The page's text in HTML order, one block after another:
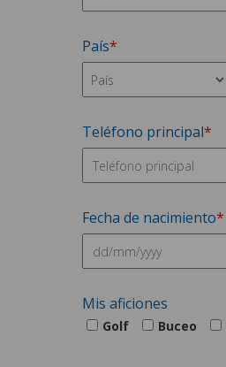
País
Teléfono principal
Fecha de nacimiento
Mis aficiones
Golf Buceo